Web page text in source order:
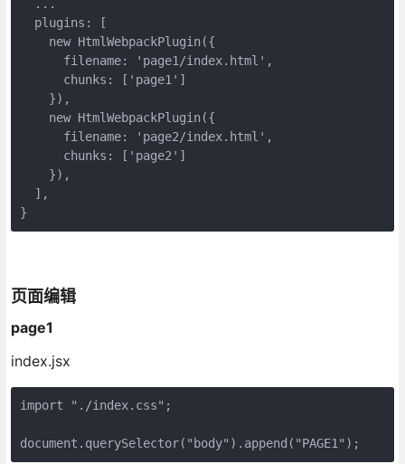
  ...
  plugins: [
new HtmlWebpackPlugin({
filename: 'page1/index.html' ,
chunks : [ 'page1' ]
    }),
new HtmlWebpackPlugin({
filename: 'page2/index.html' ,
chunks : [ 'page2' ]
    }),
  ],
}
页面编辑
page1
index.jsx
import "./index.css" ;
document .querySelector( "body" ).append( "PAGE1" );